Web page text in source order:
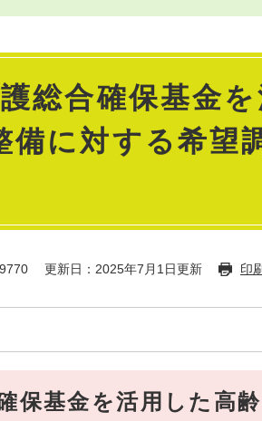
総合確保基金を
備に対する希望
更新日：2025年7月1日更新 印
保基金を活用した高